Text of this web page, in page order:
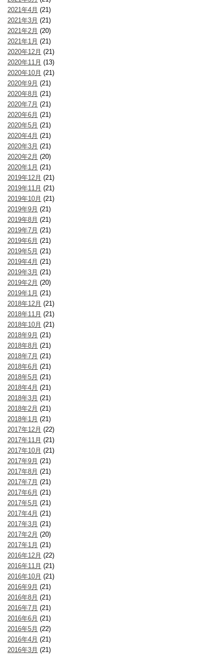
2021年4月 (21)
2021年3月 (21)
2021年2月 (20)
2021年1月 (21)
2020年12月 (21)
2020年11月 (13)
2020年10月 (21)
2020年9月 (21)
2020年8月 (21)
2020年7月 (21)
2020年6月 (21)
2020年5月 (21)
2020年4月 (21)
2020年3月 (21)
2020年2月 (20)
2020年1月 (21)
2019年12月 (21)
2019年11月 (21)
2019年10月 (21)
2019年9月 (21)
2019年8月 (21)
2019年7月 (21)
2019年6月 (21)
2019年5月 (21)
2019年4月 (21)
2019年3月 (21)
2019年2月 (20)
2019年1月 (21)
2018年12月 (21)
2018年11月 (21)
2018年10月 (21)
2018年9月 (21)
2018年8月 (21)
2018年7月 (21)
2018年6月 (21)
2018年5月 (21)
2018年4月 (21)
2018年3月 (21)
2018年2月 (21)
2018年1月 (21)
2017年12月 (22)
2017年11月 (21)
2017年10月 (21)
2017年9月 (21)
2017年8月 (21)
2017年7月 (21)
2017年6月 (21)
2017年5月 (21)
2017年4月 (21)
2017年3月 (21)
2017年2月 (20)
2017年1月 (21)
2016年12月 (22)
2016年11月 (21)
2016年10月 (21)
2016年9月 (21)
2016年8月 (21)
2016年7月 (21)
2016年6月 (21)
2016年5月 (22)
2016年4月 (21)
2016年3月 (21)